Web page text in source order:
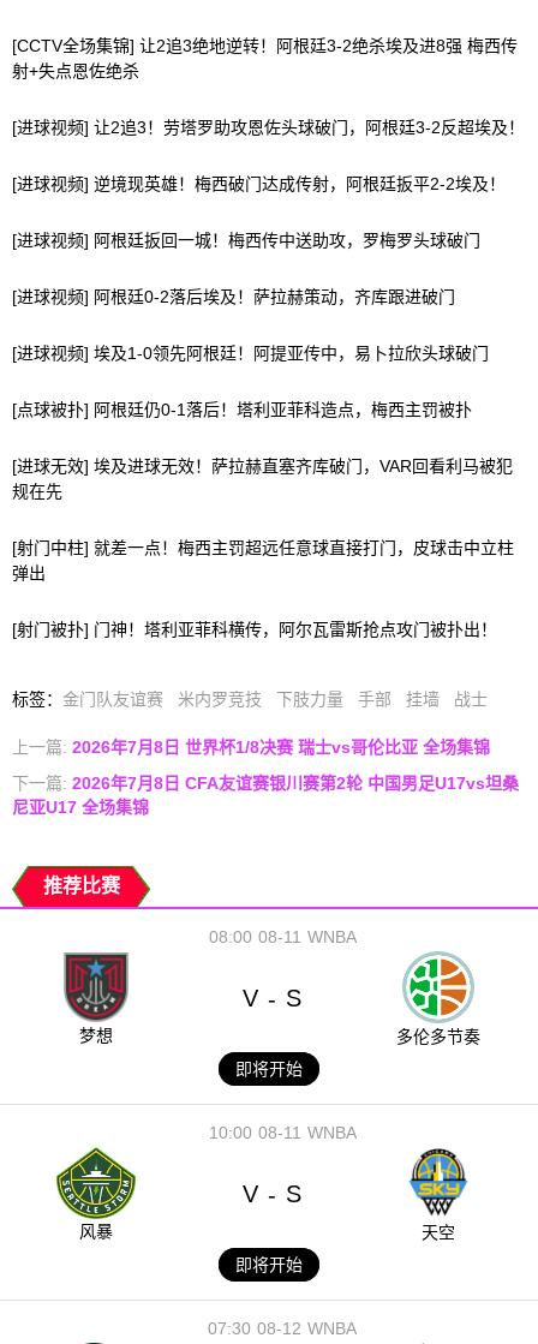
[CCTV全场集锦] 让2追3绝地逆转！阿根廷3-2绝杀埃及进8强 梅西传
射+失点恩佐绝杀
[进球视频] 让2追3！劳塔罗助攻恩佐头球破门，阿根廷3-2反超埃及！
[进球视频] 逆境现英雄！梅西破门达成传射，阿根廷扳平2-2埃及！
[进球视频] 阿根廷扳回一城！梅西传中送助攻，罗梅罗头球破门
[进球视频] 阿根廷0-2落后埃及！萨拉赫策动，齐库跟进破门
[进球视频] 埃及1-0领先阿根廷！阿提亚传中，易卜拉欣头球破门
[点球被扑] 阿根廷仍0-1落后！塔利亚菲科造点，梅西主罚被扑
[进球无效] 埃及进球无效！萨拉赫直塞齐库破门，VAR回看利马被犯
规在先
[射门中柱] 就差一点！梅西主罚超远任意球直接打门，皮球击中立柱
弹出
[射门被扑] 门神！塔利亚菲科横传，阿尔瓦雷斯抢点攻门被扑出！
标签： 金门队友谊赛 米内罗竞技 下肢力量 手部 挂墙 战士
上一篇: 2026年7月8日 世界杯1/8决赛 瑞士vs哥伦比亚 全场集锦
下一篇: 2026年7月8日 CFA友谊赛银川赛第2轮 中国男足U17vs坦桑
尼亚U17 全场集锦
推荐比赛
08-11
08:00 WNBA
梦想
V - S
多伦多节奏
即将开始
08-11
10:00 WNBA
风暴
V - S
天空
即将开始
08-12
07:30 WNBA